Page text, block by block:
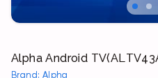
Alpha Android
Brand: Alpha